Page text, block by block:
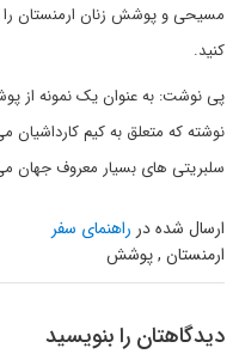
مسیحی و پوشش زنان ارمنستان را
کنید.
پی نوشت: به عنوان یک نمونه از
نوشته که متعلق به کیم کارداشیان
سلبریتی های بسیار معروف جهان
ارسال شده در راهنمای سفر
ارمنستان , پوشش
دیدگاهتان را بنویسید